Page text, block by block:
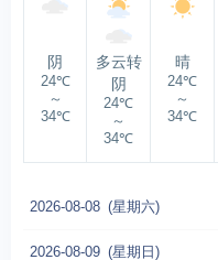
阴
24℃
～
34℃
多云转
阴
24℃
～
34℃
晴
24℃
～
34℃
2026-08-08 (星期六)
2026-08-09 (星期日)